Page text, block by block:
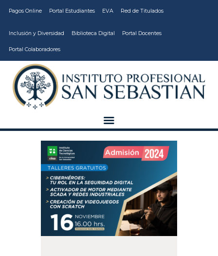
Pagos Online Portal Estudiantes EVA Red de Titulados
Inclusión y Diversidad Biblioteca Digital Portal Docentes
Portal Colaboradores
CARRERAS
VIDA ESTUDIANTIL
INSTITUCIÓN
VCM
EDUCACIÓN
CONTINUA